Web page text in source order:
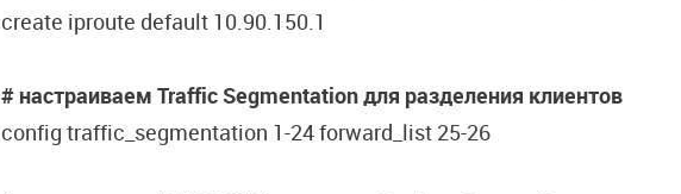
create iproute default 10.90.150.1
# настраиваем Traffic Segmentationдля разделения клиентов
config traffic_segmentation 1-24 forward_list 25-26